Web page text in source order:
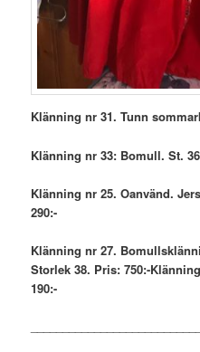
Klänning nr 31. Tunn
Klänning nr 33: Bomull. St.
Klänning nr 25. Oanvänd.
290:-
Klänning nr 27.
Storlek 38. Pris: 750:-
190:-